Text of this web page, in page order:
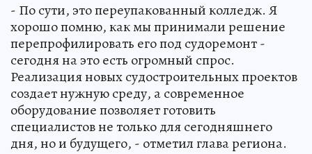
- По сути, это переупакованный колледж. Я
хорошо помню, как мы принимали решение
перепрофилировать его под судоремонт -
сегодня на это есть огромный спрос.
Реализация новых судостроительных проектов
создает нужную среду, а современное
оборудование позволяет готовить
специалистов не только для сегодняшнего
дня, но и будущего, - отметил глава региона.